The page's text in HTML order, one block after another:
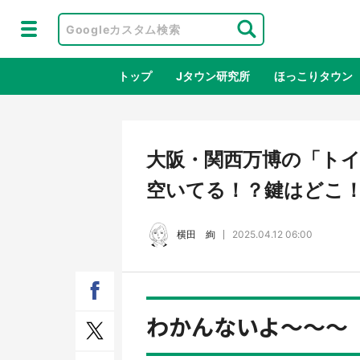
トップ Jタウン研究所 ほっこりタウン
地域×二次
ラプラス・ダークネスが栃木県を征
服！？ 県公式プロモ動画で「聖地」
が生産されてます【7／31～1／31】
『
ラ
大阪・関西万博の「ト
空いてる！？鍵はどこ
横田 絢 2025.04.12 06:00
わかんないよ～～～